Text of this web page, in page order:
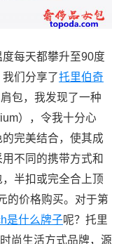
每天都攀升至90度
们分享了托里伯奇
包，我发现了一种
），令我十分心
完美结合，使其成
不同的携带方式和
半扣或完全合上顶
的价格购买。对于第
是什么牌子呢？托里
尚生活方式品牌，源